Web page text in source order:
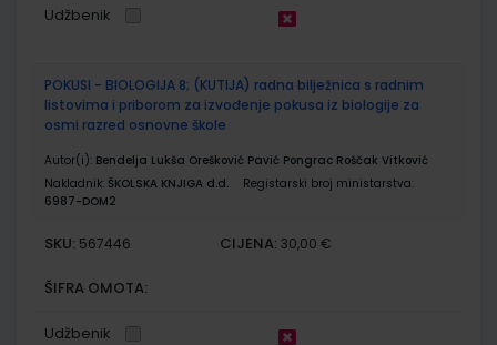
Udžbenik
POKUSI - BIOLOGIJA 8; (KUTIJA) radna bilježnica s radnim
listovima i priborom za izvođenje pokusa iz biologije za
osmi razred osnovne škole
Autor(i): Bendelja Lukša Orešković Pavić Pongrac Roščak Vitković
Nakladnik: ŠKOLSKA KNJIGA d.d.
Registarski broj ministarstva:
6987-DOM2
SKU: 567446 CIJENA: 30,00 €
ŠIFRA OMOTA:
Udžbenik